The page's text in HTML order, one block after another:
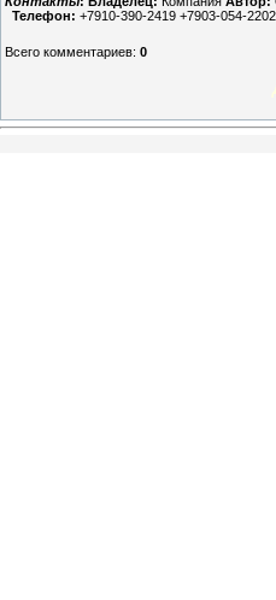
Телефон: +7910-390-2419 +7903-054-2202
Всего комментариев: 0